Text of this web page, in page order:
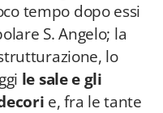
tempo dopo essi
S. Angelo; la
lo
le sale e gli
e, fra le tante